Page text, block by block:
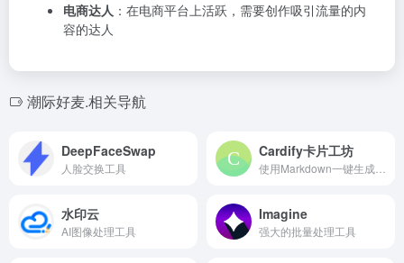
电商达人 ：在电商平台上活跃，需要创作吸引流量的内
容的达人
潮际好麦.相关导航
DeepFaceSwap
人脸交换工具
Cardify卡片工坊
水印云
AI图像处理工具
Imagine
强大的批量处理工具